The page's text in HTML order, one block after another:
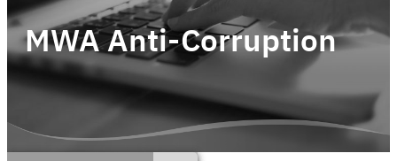
MWA Anti-Corruption